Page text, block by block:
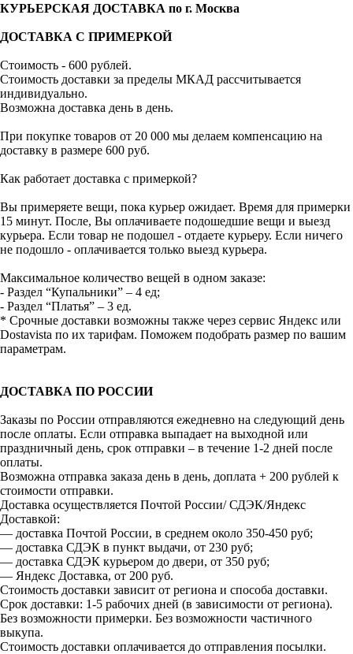
КУРЬЕРСКАЯ ДОСТАВКА по г. Москва
ДОСТАВКА С ПРИМЕРКОЙ
Стоимость - 600 рублей.
Стоимость доставки за пределы МКАД рассчитывается
индивидуально.
Возможна доставка день в день.
При покупке товаров от 20 000 мы делаем компенсацию на
доставку в размере 600 руб.
Как работает доставка с примеркой?
Вы примеряете вещи, пока курьер ожидает. Время для примерки
15 минут. После, Вы оплачиваете подошедшие вещи и выезд
курьера. Если товар не подошел - отдаете курьеру. Если ничего
не подошло - оплачивается только выезд курьера.
Максимальное количество вещей в одном заказе:
- Раздел “Купальники” – 4 ед;
- Раздел “Платья” – 3 ед.
* Срочные доставки возможны также через сервис Яндекс или
Dostavista по их тарифам. Поможем подобрать размер по вашим
параметрам.
ДОСТАВКА ПО РОССИИ
Заказы по России отправляются ежедневно на следующий день
после оплаты. Если отправка выпадает на выходной или
праздничный день, срок отправки – в течение 1-2 дней после
оплаты.
Возможна отправка заказа день в день, доплата + 200 рублей к
стоимости отправки.
Доставка осуществляется Почтой России/ СДЭК/Яндекс
Доставкой:
— доставка Почтой России, в среднем около 350-450 руб;
— доставка СДЭК в пункт выдачи, от 230 руб;
— доставка СДЭК курьером до двери, от 350 руб;
— Яндекс Доставка, от 200 руб.
Стоимость доставки зависит от региона и способа доставки.
Срок доставки: 1-5 рабочих дней (в зависимости от региона).
Без возможности примерки. Без возможности частичного
выкупа.
Стоимость доставки оплачивается до отправления посылки.